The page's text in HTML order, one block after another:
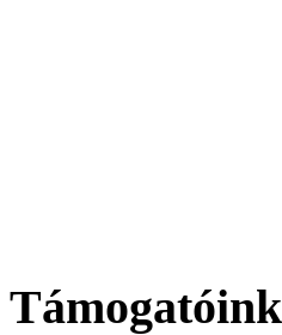
Támogatóink